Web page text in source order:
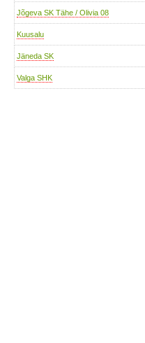
Jõgeva SK Tähe / Olivia 08
Kuusalu
Jäneda SK
Valga SHK